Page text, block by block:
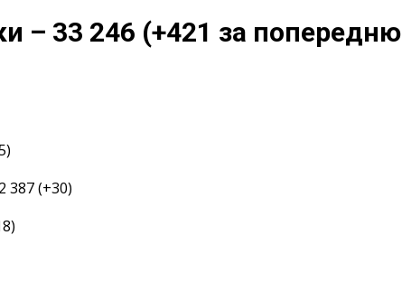
– 33 246 (+421 за попередню
387 (+30)